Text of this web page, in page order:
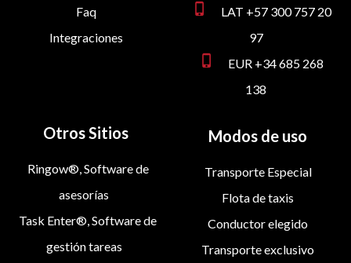
phone_iphone
LAT +57 300 757 20
97
phone_iphone
EUR +34 685 268
138
Faq
Integraciones
Modos de uso
Transporte Especial
Flota de taxis
Conductor elegido
Transporte exclusivo
Otros Sitios
Ringow®, Software de
asesorías
Task Enter®, Software de
gestión tareas